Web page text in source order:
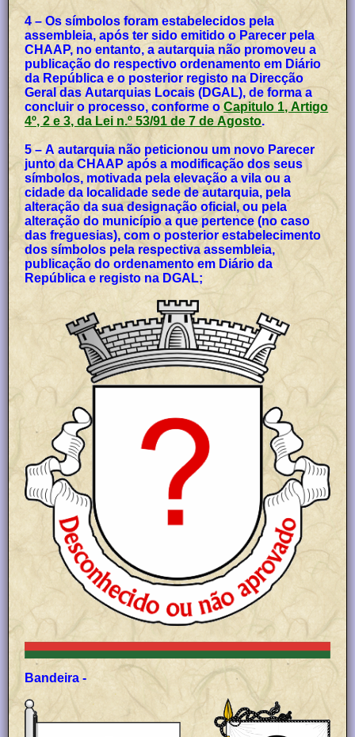
4 – Os símbolos foram estabelecidos pela
assembleia, após ter sido emitido o Parecer pela
CHAAP, no entanto, a autarquia não promoveu a
publicação do respectivo ordenamento em Diário
da República e o posterior registo na Direcção
Geral das Autarquias Locais (DGAL), de forma a
concluir o processo, conforme oCapitulo 1, Artigo
4º, 2 e 3, da Lei n.º 53/91 de 7 de Agosto.
5 – A autarquia não peticionou um novo Parecer
junto da CHAAP após a modificação dos seus
símbolos, motivada pela elevação a vila ou a
cidade da localidade sede de autarquia, pela
alteração da sua designação oficial, ou pela
alteração do município a que pertence (no caso
das freguesias), com o posterior estabelecimento
dos símbolos pela respectiva assembleia,
publicação do ordenamento em Diário da
República e registo na DGAL;
Bandeira -